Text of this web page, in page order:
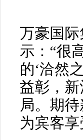
万豪国
示：“很
的‘洽然
益彰，
局。期
为宾客